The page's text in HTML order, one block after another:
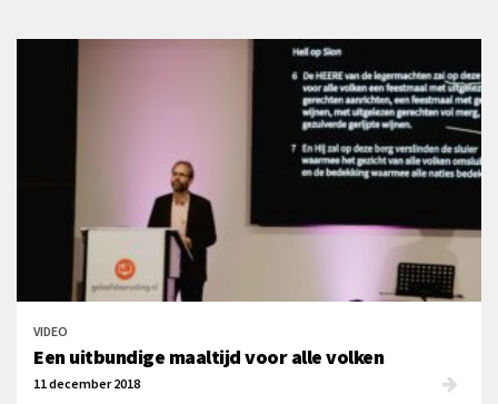
VIDEO
Een uitbundige maaltijd voor alle volken
11 december 2018